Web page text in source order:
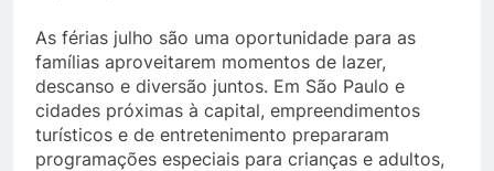
As férias julho são uma oportunidade para as
famílias aproveitarem momentos de lazer,
descanso e diversão juntos. Em São Paulo e
cidades próximas à capital, empreendimentos
turísticos e de entretenimento prepararam
programações especiais para crianças e adultos,